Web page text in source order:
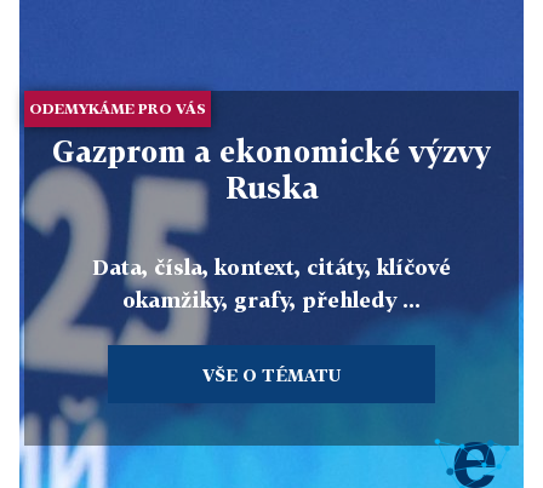
ODEMYKÁME PRO VÁS
Gazprom a ekonomické výzvy
Ruska
Data, čísla, kontext, citáty, klíčové
okamžiky, grafy, přehledy ...
VŠE O TÉMATU